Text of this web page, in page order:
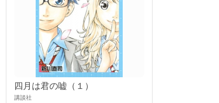
四月は君の嘘（１）
講談社